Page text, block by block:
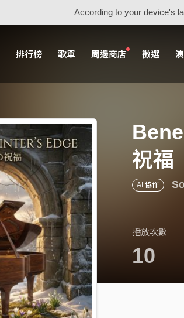
According to your device's
排行榜 歌單 周邊商店 徵選
祝福
AI 協作
播放次數
10